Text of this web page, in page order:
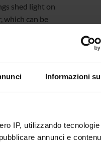
Informazioni
IP, utilizzando
annunci e
shed light on
which can be